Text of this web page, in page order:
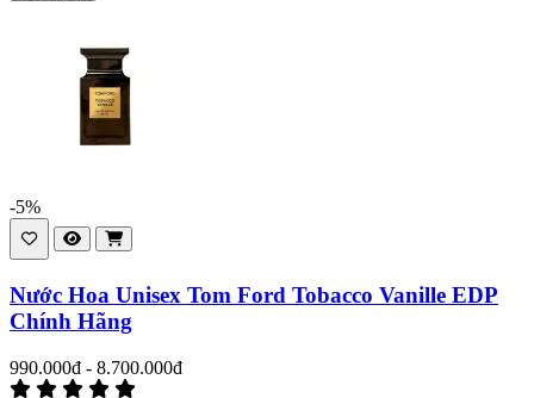
-5%
Nước Hoa Unisex Tom Ford Tobacco Vanille EDP
Chính Hãng
990.000đ - 8.700.000đ